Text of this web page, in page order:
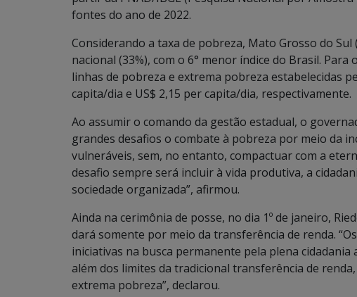
fontes do ano de 2022.
Considerando a taxa de pobreza, Mato Grosso do Sul
nacional (33%), com o 6° menor índice do Brasil.
linhas de pobreza e extrema pobreza estabelecidas
capita/dia e US$ 2,15 per capita/dia, respectivamente.
Ao assumir o comando da gestão estadual, o
grandes desafios o combate à pobreza por meio da
vulneráveis, sem, no entanto, compactuar com a
desafio sempre será incluir à vida produtiva, a
sociedade organizada”, afirmou.
Ainda na cerimônia de posse, no dia 1º de janeiro,
dará somente por meio da transferência de renda.
iniciativas na busca permanente pela plena
além dos limites da tradicional transferência de
extrema pobreza”, declarou.